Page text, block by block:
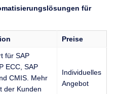
für
Preise
für SAP
ECC, SAP
CMIS. Mehr
der Kunden
Individuelles
Angebot